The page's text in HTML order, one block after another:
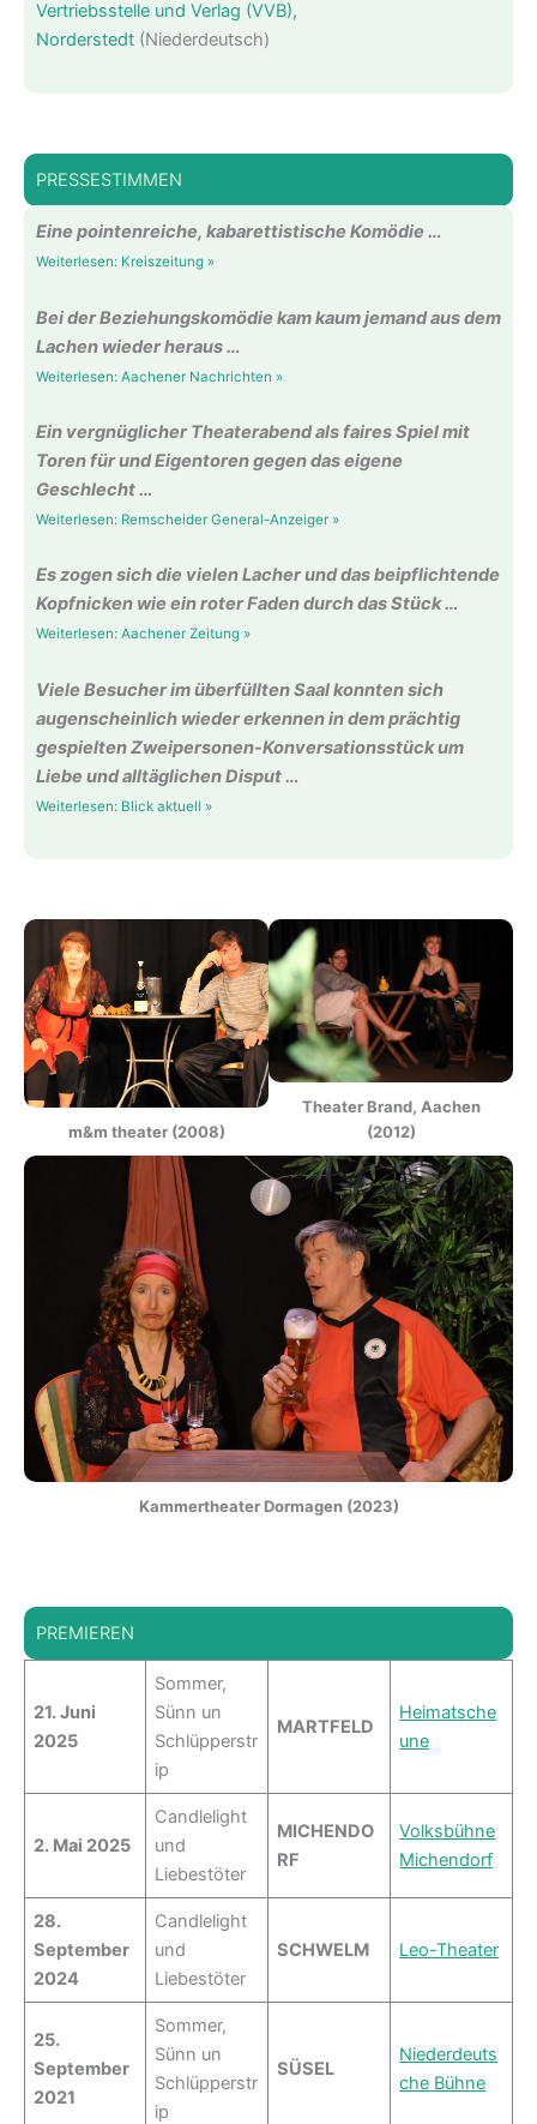
Vertriebsstelle und Verlag (VVB),
Norderstedt(Niederdeutsch)
PRESSESTIMMEN
Eine pointenreiche, kabarettistische Komödie …
Weiterlesen: Kreiszeitung »
Bei der Beziehungskomödie kam kaum jemand aus dem
Lachen wieder heraus …
Weiterlesen: Aachener Nachrichten »
Ein vergnüglicher Theaterabend als faires Spiel mit
Toren für und Eigentoren gegen das eigene
Geschlecht …
Weiterlesen: Remscheider General-Anzeiger »
Es zogen sich die vielen Lacher und das beipflichtende
Kopfnicken wie ein roter Faden durch das Stück …
Weiterlesen: Aachener Zeitung »
Viele Besucher im überfüllten Saal konnten sich
augenscheinlich wieder erkennen in dem prächtig
gespielten Zweipersonen-Konversationsstück um
Liebe und alltäglichen Disput …
Weiterlesen: Blick aktuell »
m&m theater (2008)
Theater Brand, Aachen
(2012)
Kammertheater Dormagen (2023)
PREMIEREN
21. Juni
2025
Sommer,
Sünn un
Schlüpperstr
ip
MARTFELD
Heimatsche
une
2. Mai 2025
Candlelight
und
Liebestöter
MICHENDO
RF
Volksbühne
Michendorf
28.
September
2024
Candlelight
und
Liebestöter
SCHWELM Leo-Theater
25.
September
2021
Sommer,
Sünn un
Schlüpperstr
ip
SÜSEL
Niederdeuts
che Bühne